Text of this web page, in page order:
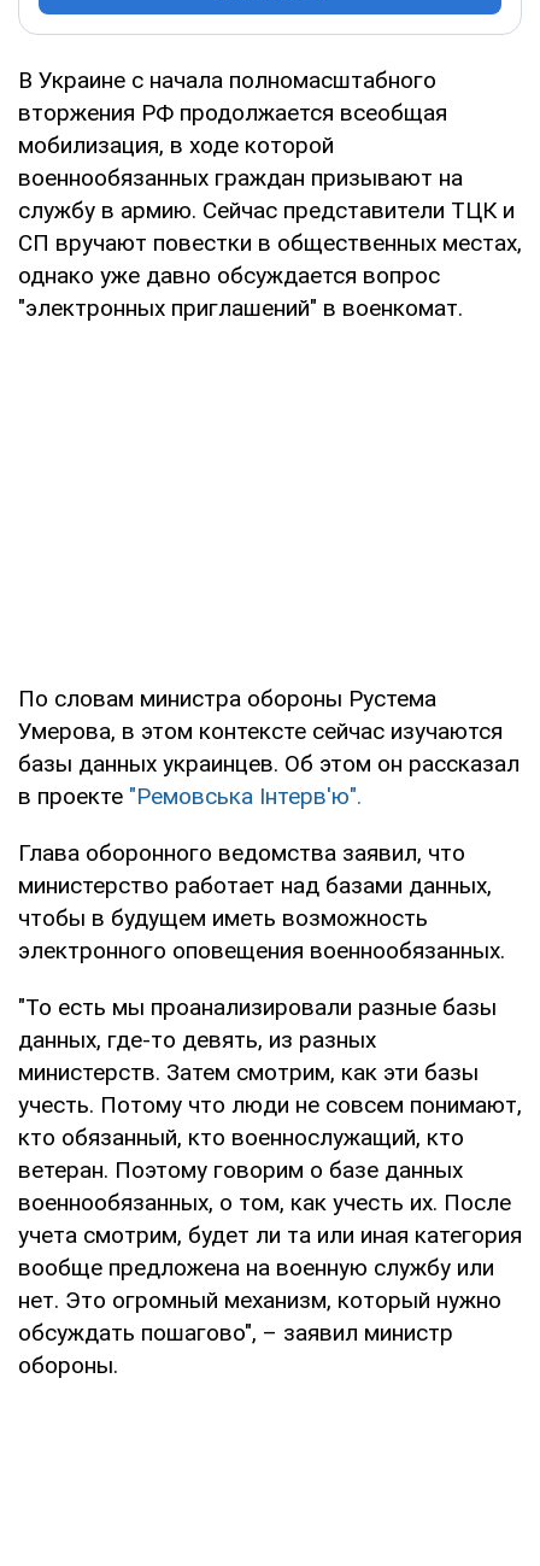
В Украине с начала полномасштабного
вторжения РФ продолжается всеобщая
мобилизация, в ходе которой
военнообязанных граждан призывают на
службу в армию. Сейчас представители ТЦК и
СП вручают повестки в общественных местах,
однако уже давно обсуждается вопрос
"электронных приглашений" в военкомат.
По словам министра обороны Рустема
Умерова, в этом контексте сейчас изучаются
базы данных украинцев. Об этом он рассказал
в проекте "Ремовська Інтерв'ю".
Глава оборонного ведомства заявил, что
министерство работает над базами данных,
чтобы в будущем иметь возможность
электронного оповещения военнообязанных.
"То есть мы проанализировали разные базы
данных, где-то девять, из разных
министерств. Затем смотрим, как эти базы
учесть. Потому что люди не совсем понимают,
кто обязанный, кто военнослужащий, кто
ветеран. Поэтому говорим о базе данных
военнообязанных, о том, как учесть их. После
учета смотрим, будет ли та или иная категория
вообще предложена на военную службу или
нет. Это огромный механизм, который нужно
обсуждать пошагово", – заявил министр
обороны.